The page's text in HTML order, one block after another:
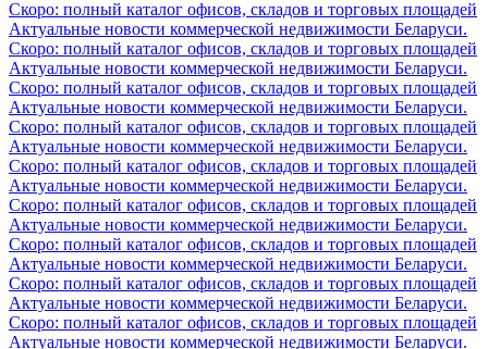
Скоро: полный каталог офисов, складов и торговых площадей
Актуальные новости коммерческой недвижимости Беларуси.
Скоро: полный каталог офисов, складов и торговых площадей
Актуальные новости коммерческой недвижимости Беларуси.
Скоро: полный каталог офисов, складов и торговых площадей
Актуальные новости коммерческой недвижимости Беларуси.
Скоро: полный каталог офисов, складов и торговых площадей
Актуальные новости коммерческой недвижимости Беларуси.
Скоро: полный каталог офисов, складов и торговых площадей
Актуальные новости коммерческой недвижимости Беларуси.
Скоро: полный каталог офисов, складов и торговых площадей
Актуальные новости коммерческой недвижимости Беларуси.
Скоро: полный каталог офисов, складов и торговых площадей
Актуальные новости коммерческой недвижимости Беларуси.
Скоро: полный каталог офисов, складов и торговых площадей
Актуальные новости коммерческой недвижимости Беларуси.
Скоро: полный каталог офисов, складов и торговых площадей
Актуальные новости коммерческой недвижимости Беларуси.